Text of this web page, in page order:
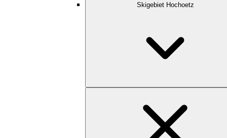
Skigebiet Hochoetz